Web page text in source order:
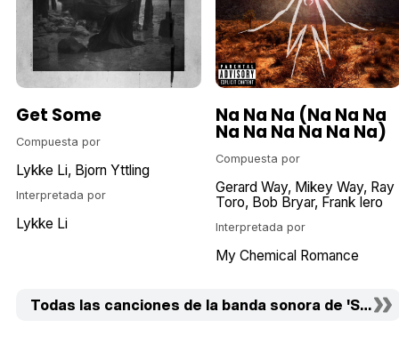
Get Some
Compuesta por
Lykke Li Bjorn Yttling
Interpretada por
Lykke Li
Na Na Na (Na Na Na
Na Na Na Na Na Na)
Compuesta por
Gerard Way Mikey Way Ray
Toro Bob Bryar Frank Iero
Interpretada por
My Chemical Romance
Todas las canciones de la banda sonora de 'Sin